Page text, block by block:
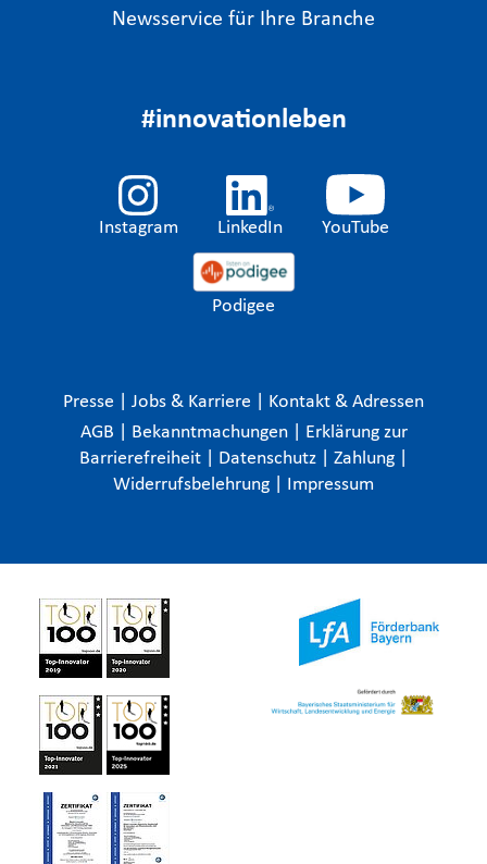
Newsservice für Ihre Branche
#innovationleben
Instagram LinkedIn YouTube
Podigee
Presse Jobs & Karriere
Kontakt & Adressen
AGB
Bekanntmachungen
Erklärung zur
Barrierefreiheit
Datenschutz Zahlung
Widerrufsbelehrung
Impressum